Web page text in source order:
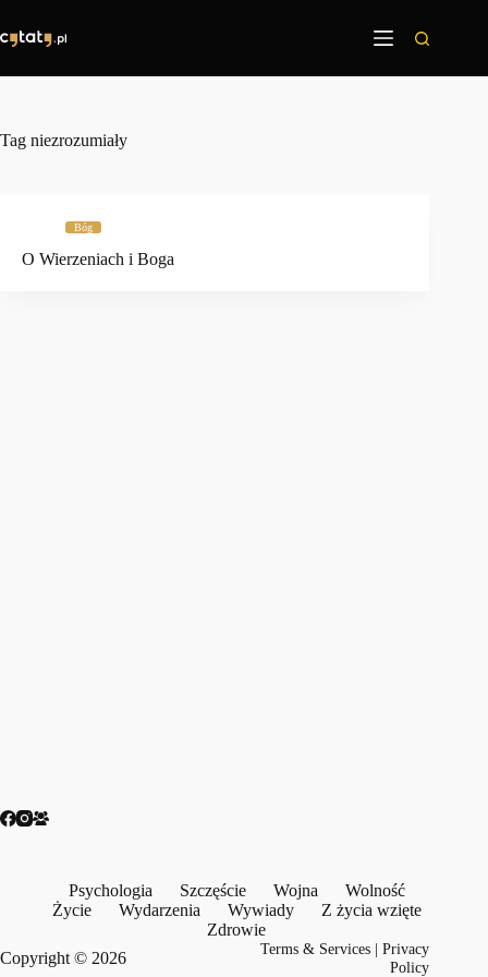
treści
Tag niezrozumiały
Bóg
O Wierzeniach i Boga
Psychologia Szczęście Wojna
Wolność
Życie
Wydarzenia Wywiady
Z życia wzięte
Zdrowie
Copyright © 2026
Terms & Services |Privacy
Policy